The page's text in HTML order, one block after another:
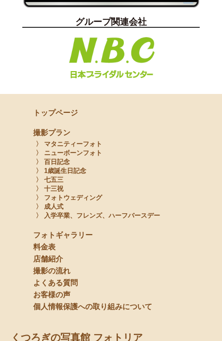
グループ関連会社
トップページ
撮影プラン
〉 マタニティーフォト
〉 ニューボーンフォト
〉 百日記念
〉 1歳誕生日記念
〉 七五三
〉 十三祝
〉 フォトウェディング
〉 成人式
〉 入学卒業、フレンズ、ハーフバースデー
フォトギャラリー
料金表
店舗紹介
撮影の流れ
よくある質問
お客様の声
個人情報保護への取り組みについて
くつろぎの写真館 フォトリア